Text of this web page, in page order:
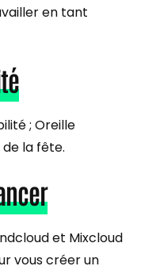
en tant
; Oreille
de la fête.
et Mixcloud
vous créer un